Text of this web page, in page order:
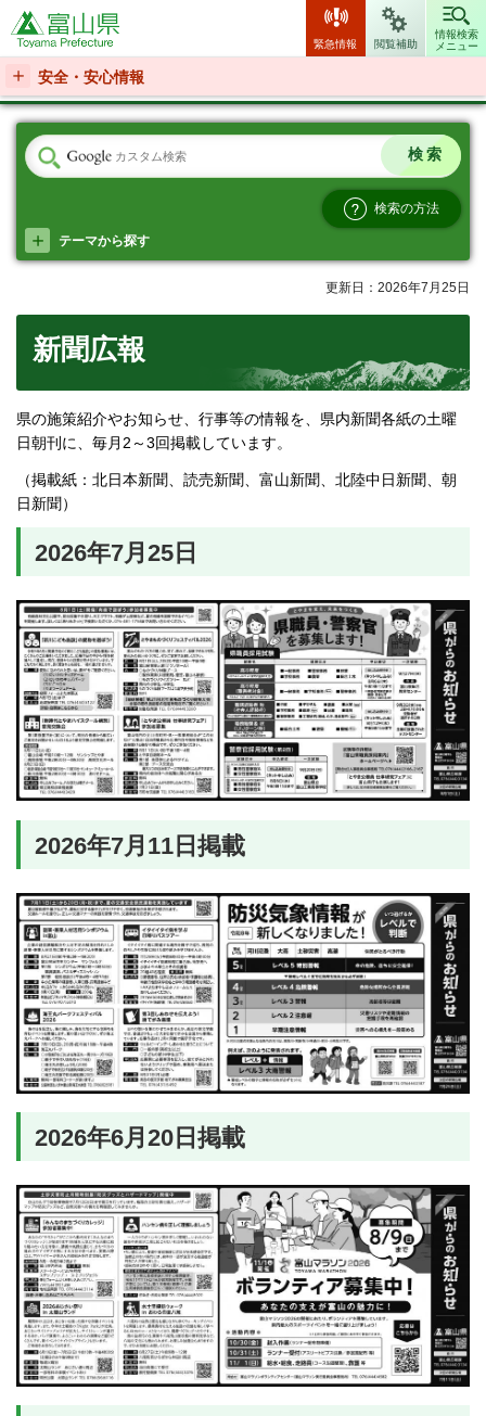
富山県
緊急情報 閲覧補助
情報検索
メニュー
安全・安心情報
検索の方法
テーマから探す
更新日：2026年7月25日
新聞広報
県の施策紹介やお知らせ、行事等の情報を、県内新聞各紙の土曜
日朝刊に、毎月2～3回掲載しています。
（掲載紙：北日本新聞、読売新聞、富山新聞、北陸中日新聞、朝
日新聞）
2026年7月25日
2026年7月11日掲載
2026年6月20日掲載